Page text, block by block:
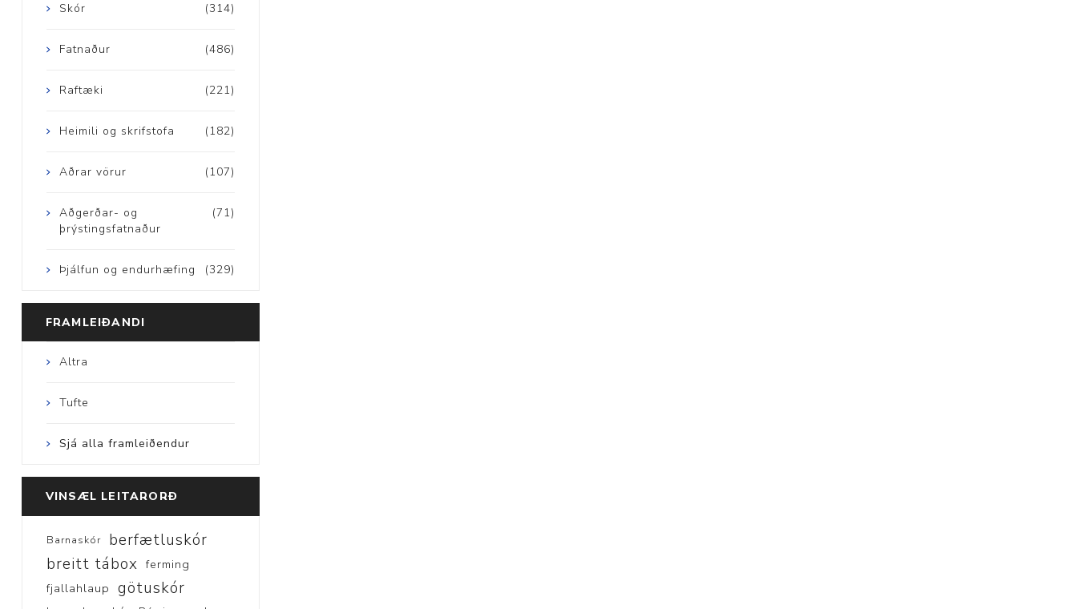
(314)
Skór
(486)
Fatnaður
(221)
Raftæki
(182)
Heimili og skrifstofa
(107)
Aðrar vörur
(71)
Aðgerðar- og
þrýstingsfatnaður
(329)
Þjálfun og endurhæfing
FRAMLEIÐANDI
Altra
Tufte
Sjá alla framleiðendur
VINSÆL LEITARORÐ
Barnaskór
berfætluskór
breitt tábox ferming
fjallahlaup götuskór